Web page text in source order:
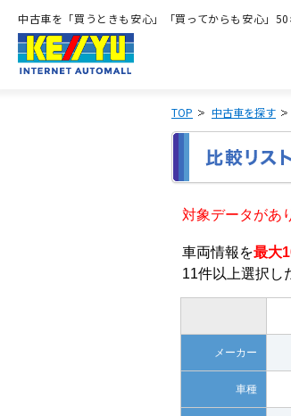
中古車を「買うときも安心」「買ってからも安心」
TOP 中古車を探す
対象データがあ
車両情報を最大
11件以上選択し
メーカー
車種